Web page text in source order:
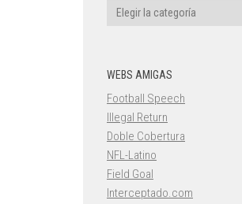
Categorías
WEBS AMIGAS
Football Speech
Illegal Return
Doble Cobertura
NFL-Latino
Field Goal
Interceptado.com